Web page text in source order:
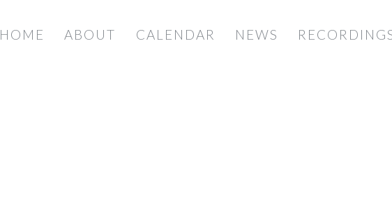
HOME ABOUT CALENDAR NEWS